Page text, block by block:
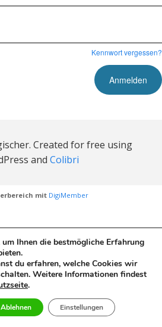
Kennwort vergessen?
Created for free using
and Colibri
mit DigiMember
Ihnen die bestmögliche Erfahrung
du erfahren, welche Cookies wir
Weitere Informationen findest
.
Ablehnen Einstellungen